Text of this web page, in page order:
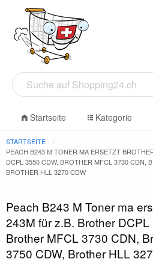
Startseite Kategorie
STARTSEITE
PEACH B243 M TONER MA ERSETZT
DCPL 3550 CDW, BROTHER MFCL 3730 CDN,
BROTHER HLL 3270 CDW
Peach B243 M Toner ma
243M für z.B. Brother DCPL
Brother MFCL 3730 CDN,
3750 CDW, Brother HLL